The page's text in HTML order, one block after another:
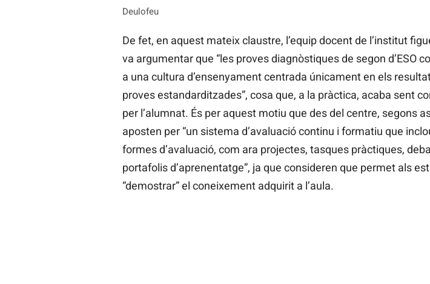
Deulofeu
De fet, en aquest mateix claustre, l’equip docent de l’institut
va argumentar que “les proves diagnòstiques de segon d’ESO
a una cultura d’ensenyament centrada únicament en els
proves estandarditzades”, cosa que, a la pràctica, acaba sent
per l’alumnat. És per aquest motiu que des del centre, segons
aposten per “un sistema d’avaluació continu i formatiu que
formes d’avaluació, com ara projectes, tasques pràctiques,
portafolis d’aprenentatge”, ja que consideren que permet als
“demostrar” el coneixement adquirit a l’aula.